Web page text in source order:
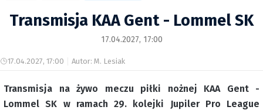
Transmisja KAA Gent - Lommel SK
17.04.2027, 17:00
17.04.2027, 17:00 Autor: M. Lesiak
Transmisja na żywo meczu piłki nożnej KAA Gent -
Lommel SK w ramach 29. kolejki Jupiler Pro League